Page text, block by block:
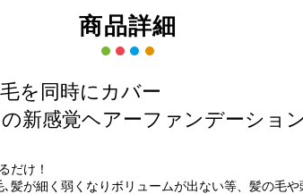
商品詳細
を同時にカバー
新感覚ヘアーファンデーショ
だけ！
髪が細く弱くなりボリュームが出ない等、髪の毛や